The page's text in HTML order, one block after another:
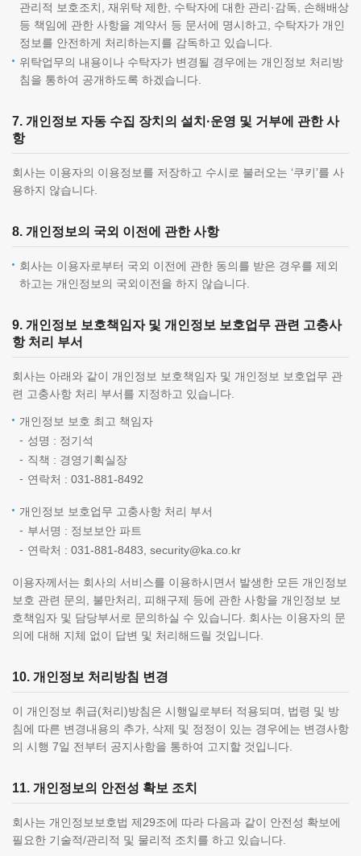
관리적 보호조치, 재위탁 제한, 수탁자에 대한 관리·감독, 손해배상
등 책임에 관한 사항을 계약서 등 문서에 명시하고, 수탁자가 개인
정보를 안전하게 처리하는지를 감독하고 있습니다.
위탁업무의 내용이나 수탁자가 변경될 경우에는 개인정보 처리방
침을 통하여 공개하도록 하겠습니다.
7. 개인정보 자동 수집 장치의 설치·운영 및 거부에 관한 사
항
회사는 이용자의 이용정보를 저장하고 수시로 불러오는 ‘쿠키’를 사
용하지 않습니다.
8. 개인정보의 국외 이전에 관한 사항
회사는 이용자로부터 국외 이전에 관한 동의를 받은 경우를 제외
하고는 개인정보의 국외이전을 하지 않습니다.
9. 개인정보 보호책임자 및 개인정보 보호업무 관련 고충사
항 처리 부서
회사는 아래와 같이 개인정보 보호책임자 및 개인정보 보호업무 관
련 고충사항 처리 부서를 지정하고 있습니다.
개인정보 보호 최고 책임자
성명 : 정기석
직책 : 경영기획실장
연락처 : 031-881-8492
개인정보 보호업무 고충사항 처리 부서
부서명 : 정보보안 파트
연락처 : 031-881-8483, security@ka.co.kr
이용자께서는 회사의 서비스를 이용하시면서 발생한 모든 개인정보
보호 관련 문의, 불만처리, 피해구제 등에 관한 사항을 개인정보 보
호책임자 및 담당부서로 문의하실 수 있습니다. 회사는 이용자의 문
의에 대해 지체 없이 답변 및 처리해드릴 것입니다.
10. 개인정보 처리방침 변경
이 개인정보 취급(처리)방침은 시행일로부터 적용되며, 법령 및 방
침에 따른 변경내용의 추가, 삭제 및 정정이 있는 경우에는 변경사항
의 시행 7일 전부터 공지사항을 통하여 고지할 것입니다.
11. 개인정보의 안전성 확보 조치
회사는 개인정보보호법 제29조에 따라 다음과 같이 안전성 확보에
필요한 기술적/관리적 및 물리적 조치를 하고 있습니다.